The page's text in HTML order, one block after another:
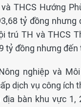
THCS Hướng
tỷ đồng
trú TH và THCS
tỷ đồng nhưng
nghiệp và
dịch vụ công ích
bàn khu vực 1,